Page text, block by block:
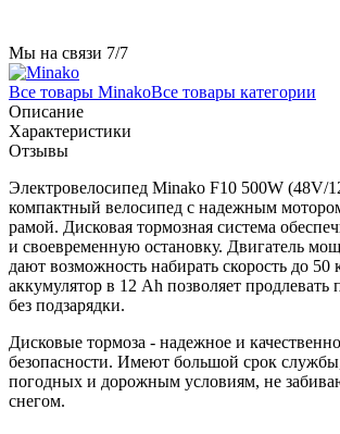
Мы на связи 7/7
Все товары MinakoВсе товары категории
Описание
Характеристики
Отзывы
Электровелосипед Minako F10 500W (48V/
компактный велосипед с надежным
рамой. Дисковая тормозная система
и своевременную остановку. Двигатель
дают возможность набирать скорость до
аккумулятор в 12 Ah позволяет продлевать
без подзарядки.
Дисковые тормоза - надежное и
безопасности. Имеют большой срок
погодных и дорожным условиям, не
снегом.